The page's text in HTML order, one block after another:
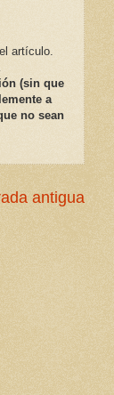
artículo.
(sin que
a
no sean
antigua